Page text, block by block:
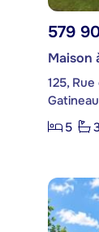
579
Maison
125,
5
3